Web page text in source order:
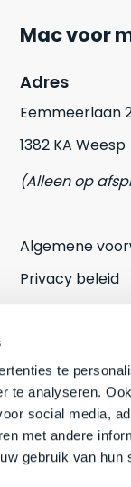
te
te analyseren.
social media,
met andere
gebruik van hun
Mac voor
Adres
Eemmeerlaan
1382 KA Weesp
(Alleen op
Algemene
Privacy beleid